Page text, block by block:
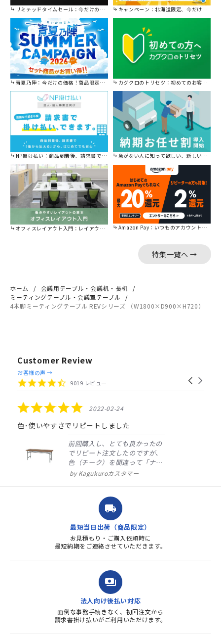
リミテッドタイムセール：今だけの限定セール。 キャンペーン：北海道限定、今だけ送料無料！
青夏乃陣：今だけの価格！商品限定セール開催中です。 カグクロのトリセツ：初めてのお客様はこちら。
NP掛け払い：商品到着後、請求書で後から払えます。 急がない人に知って欲しい、新しい割引を始めました。
オフィスレイアウト入門：レイアウトの基本をご紹介。 Amazon Pay：いつものアカウントで簡単に決済可能。
特集一覧へ →
ホーム
会議用テーブル・会議机・長机
ミーティングテーブル・会議室テーブル
4本脚ミーティングテーブル REVシリーズ （W1800×D900×H720）
Customer Review
Reviews
carousel
Carousel
arrows
4.4
star
9019 レビュー
お客様の声 →
5.0
star
rating
2022-02-24
色･使いやすさでリピートしました
前回購入し、とても良かったの
でリピート注文したのですが、
色（チーク）を間違って「ナチ
ュラル」としてしまいました。
ました。商品到着も早く、品
質・使いやすさで満足していま
す。また、リピートするときは
よろしくお...
Kagukuroカスタマー
local_shipping
最短当日出荷（商品限定）
お見積もり・ご購入依頼時に
最短納期をご連絡させていただきます。
payments
法人向け後払い対応
面倒な事務手続きなく、初回注文から
請求書掛け払いがご利用いただけます。